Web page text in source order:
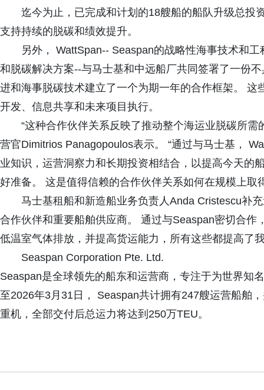
迄今为止，已完成和计划的18艘船的船队升级总投
支持持续的脱碳和绩效提升。
另外， WattSpan-- Seaspan的战略性海事技术和
和脱碳解决方案--与马士基和中远船厂共同签署了一份
进和海事脱碳技术建立了一个为期一年的合作框架。
开发、信息共享和未来项目执行。
“这种合作伙伴关系反映了推动整个海运业脱碳所
营官Dimitrios Panagopoulos表示。 “通过与马士基，
业知识，运营洞察力和长期投资相结合，以提高今天的
好准备。 这是值得信赖的合作伙伴关系如何在规模上取
马士基租船和新造船业务负责人Anda Cristescu补
合作伙伴和重要船舶供应商。 通过与Seaspan密切合
低温室气体排放，并提高货运能力，所有这些都提高了
Seaspan Corporation Pte. Ltd.
Seaspan是全球领先的船东和运营商，专注于为世界知
至2026年3月31日， Seaspan共计拥有247艘运营船舶
重机，全部交付后总运力将达到250万TEU。